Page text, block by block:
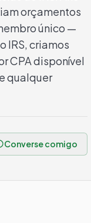
orçamentos
único —
IRS, criamos
CPA disponível
qualquer
Converse comigo